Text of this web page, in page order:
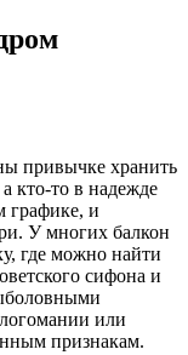
привычке хранить
кто-то в надежде
графике, и
У многих балкон
где можно найти
сифона и
или
признакам.